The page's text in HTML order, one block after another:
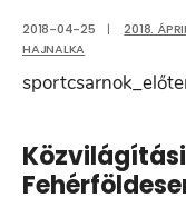
2018-04-25 | 2018.
HAJNALKA